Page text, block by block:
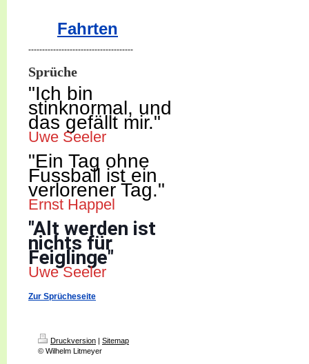
Fahrten
--------------------------------------
Sprüche
"Ich bin
stinknormal, und
das gefällt mir."
Uwe Seeler
"Ein Tag ohne
Fussball ist ein
verlorener Tag."
Ernst Happel
"Alt werden ist
nichts für
Feiglinge"
Uwe Seeler
Zur Sprücheseite
Druckversion | Sitemap
© Wilhelm Litmeyer